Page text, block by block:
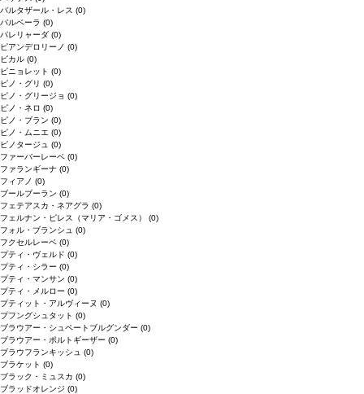
バルタザール・レス (0)
バルベーラ (0)
パレリャーダ (0)
ピアンデロリーノ (0)
ビカル (0)
ピニョレット (0)
ピノ・グリ (0)
ピノ・グリージョ (0)
ピノ・ネロ (0)
ピノ・ブラン (0)
ピノ・ムニエ (0)
ピノタージュ (0)
ファーバーレーベ (0)
ファランギーナ (0)
フィアノ (0)
ブールブーラン (0)
フェテアスカ・ネアグラ (0)
フェルナン・ピレス（マリア・ゴメス） (0)
フォル・ブランシュ (0)
フクセルレーベ (0)
プティ・ヴェルド (0)
プティ・シラー (0)
プティ・マンサン (0)
プティ・メルロー (0)
プティット・アルヴィーヌ (0)
プフングシュタット (0)
ブラウアー・シュペートブルグンダー (0)
ブラウアー・ポルトギーザー (0)
ブラウフランキッシュ (0)
ブラケット (0)
ブラック・ミュスカ (0)
ブラッドオレンジ (0)